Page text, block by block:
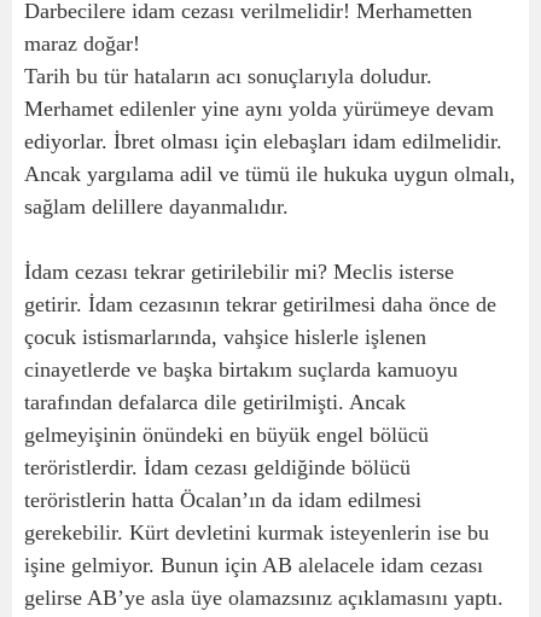
Darbecilere idam cezası verilmelidir! Merhametten
maraz doğar!
Tarih bu tür hataların acı sonuçlarıyla doludur.
Merhamet edilenler yine aynı yolda yürümeye devam
ediyorlar. İbret olması için elebaşları idam edilmelidir.
Ancak yargılama adil ve tümü ile hukuka uygun olmalı,
sağlam delillere dayanmalıdır.
İdam cezası tekrar getirilebilir mi? Meclis isterse
getirir. İdam cezasının tekrar getirilmesi daha önce de
çocuk istismarlarında, vahşice hislerle işlenen
cinayetlerde ve başka birtakım suçlarda kamuoyu
tarafından defalarca dile getirilmişti. Ancak
gelmeyişinin önündeki en büyük engel bölücü
teröristlerdir. İdam cezası geldiğinde bölücü
teröristlerin hatta Öcalan’ın da idam edilmesi
gerekebilir. Kürt devletini kurmak isteyenlerin ise bu
işine gelmiyor. Bunun için AB alelacele idam cezası
gelirse AB’ye asla üye olamazsınız açıklamasını yaptı.